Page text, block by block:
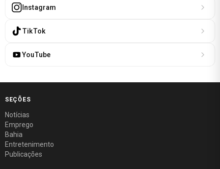
Instagram
TikTok
YouTube
SEÇÕES
Notícias
Emprego
Bahia
Entretenimento
Publicações